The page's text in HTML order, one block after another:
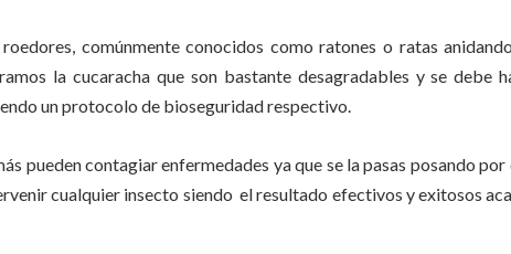
comúnmente conocidos como ratones o ratas
la cucaracha que son bastante desagradables y se debe
un protocolo de bioseguridad respectivo.
pueden contagiar enfermedades ya que se la pasas posando
cualquier insecto siendo el resultado efectivos y exitosos